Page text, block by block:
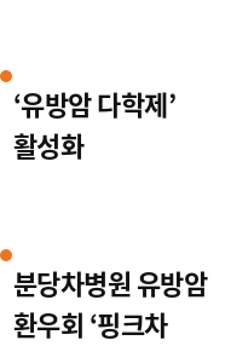
‘유방암 다학제’
활성화
분당차병원 유방암
환우회 ‘핑크차